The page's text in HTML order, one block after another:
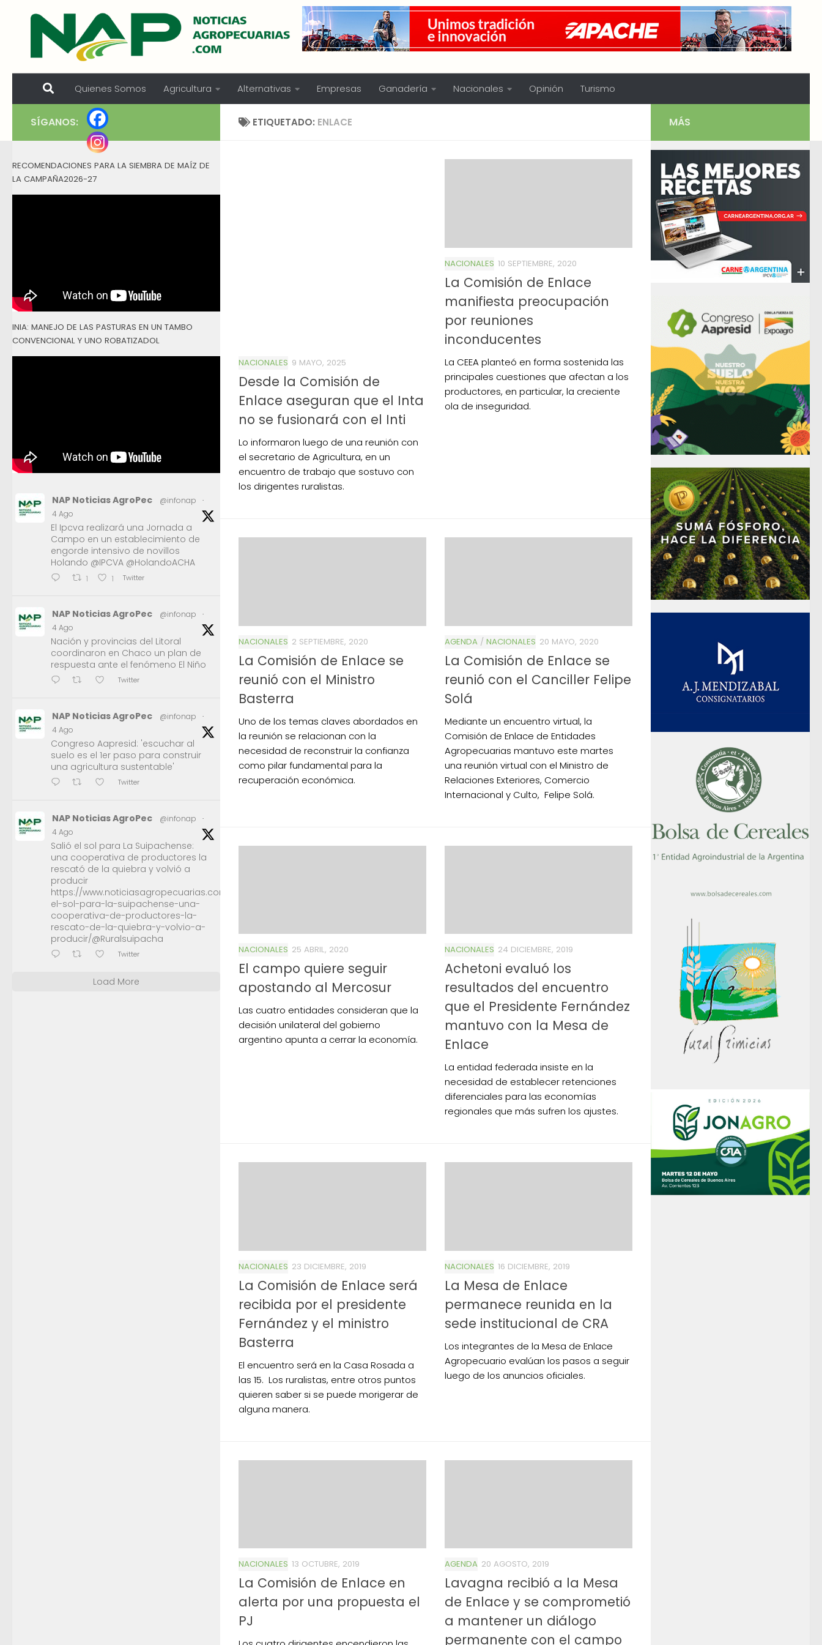
Skip to content
Quienes Somos Agricultura Alternativas Empresas Ganadería Nacionales Opinión Turismo
ETIQUETADO: ENLACE
NACIONALES 9 MAYO, 2025
Desde la Comisión de
Enlace aseguran que el Inta
no se fusionará con el Inti
Lo informaron luego de una reunión con
el secretario de Agricultura, en un
encuentro de trabajo que sostuvo con
los dirigentes ruralistas.
NACIONALES 10 SEPTIEMBRE, 2020
La Comisión de Enlace
manifiesta preocupación
por reuniones
inconducentes
La CEEA planteó en forma sostenida las
principales cuestiones que afectan a los
productores, en particular, la creciente
ola de inseguridad.
NACIONALES 2 SEPTIEMBRE, 2020
La Comisión de Enlace se
reunió con el Ministro
Basterra
Uno de los temas claves abordados en
la reunión se relacionan con la
necesidad de reconstruir la confianza
como pilar fundamental para la
recuperación económica.
AGENDA / NACIONALES 20 MAYO, 2020
La Comisión de Enlace se
reunió con el Canciller Felipe
Solá
Mediante un encuentro virtual, la
Comisión de Enlace de Entidades
Agropecuarias mantuvo este martes
una reunión virtual con el Ministro de
Relaciones Exteriores, Comercio
Internacional y Culto, Felipe Solá.
NACIONALES 25 ABRIL, 2020
El campo quiere seguir
apostando al Mercosur
Las cuatro entidades consideran que la
decisión unilateral del gobierno
argentino apunta a cerrar la economía.
NACIONALES 24 DICIEMBRE, 2019
Achetoni evaluó los
resultados del encuentro
que el Presidente Fernández
mantuvo con la Mesa de
Enlace
La entidad federada insiste en la
necesidad de establecer retenciones
diferenciales para las economías
regionales que más sufren los ajustes.
NACIONALES 23 DICIEMBRE, 2019
La Comisión de Enlace será
recibida por el presidente
Fernández y el ministro
Basterra
El encuentro será en la Casa Rosada a
las 15. Los ruralistas, entre otros puntos
quieren saber si se puede morigerar de
alguna manera.
NACIONALES 16 DICIEMBRE, 2019
La Mesa de Enlace
permanece reunida en la
sede institucional de CRA
Los integrantes de la Mesa de Enlace
Agropecuario evalúan los pasos a seguir
luego de los anuncios oficiales.
NACIONALES 13 OCTUBRE, 2019
La Comisión de Enlace en
alerta por una propuesta el
PJ
AGENDA 20 AGOSTO, 2019
Lavagna recibió a la Mesa
de Enlace y se comprometió
a mantener un diálogo
permanente con el campo
SÍGANOS:
RECOMENDACIONES PARA LA SIEMBRA DE MAÍZ DE
LA CAMPAÑA2026-27
INIA: MANEJO DE LAS PASTURAS EN UN TAMBO
CONVENCIONAL Y UNO ROBATIZADOL
NAP Noticias AgroPec @infonap
·
4 Ago
El Ipcva realizará una Jornada a
Campo en un establecimiento de
engorde intensivo de novillos
Holando @IPCVA @HolandoACHA
1 1 Twitter
NAP Noticias AgroPec @infonap
·
4 Ago
Nación y provincias del Litoral
coordinaron en Chaco un plan de
respuesta ante el fenómeno El Niño
Twitter
NAP Noticias AgroPec @infonap
·
4 Ago
Congreso Aapresid: 'escuchar al
suelo es el 1er paso para construir
una agricultura sustentable'
Twitter
NAP Noticias AgroPec @infonap
·
4 Ago
Salió el sol para La Suipachense:
una cooperativa de productores la
rescató de la quiebra y volvió a
producir
https://www.noticiasagropecuarias.com/2026/08/04/salio-
el-sol-para-la-suipachense-una-
cooperativa-de-productores-la-
rescato-de-la-quiebra-y-volvio-a-
producir/@Ruralsuipacha
Twitter
Load More
MÁS